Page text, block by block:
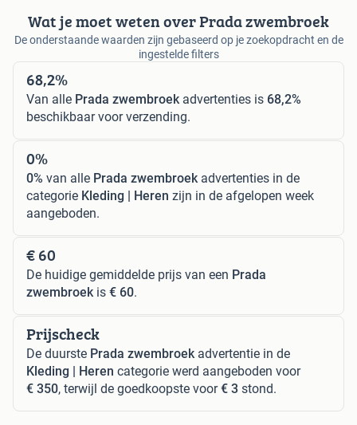
Wat je moet weten over Prada zwembroek
De onderstaande waarden zijn gebaseerd op je zoekopdracht en de
ingestelde filters
68,2%
Van alle Prada zwembroek advertenties is 68,2%
beschikbaar voor verzending.
0%
0% van alle Prada zwembroek advertenties in de
categorie Kleding | Heren zijn in de afgelopen week
aangeboden.
€ 60
De huidige gemiddelde prijs van een Prada
zwembroek is € 60.
Prijscheck
De duurste Prada zwembroek advertentie in de
Kleding | Heren categorie werd aangeboden voor
€ 350, terwijl de goedkoopste voor€ 3 stond.